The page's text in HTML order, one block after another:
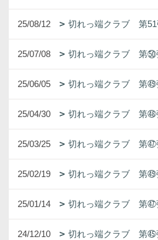
25/08/12 切れっ端クラブ 第51
25/07/08 切れっ端クラブ 第㊿
25/06/05 切れっ端クラブ 第㊾
25/04/30 切れっ端クラブ 第㊽
25/03/25 切れっ端クラブ 第㊼
25/02/19 切れっ端クラブ 第㊾
25/01/14 切れっ端クラブ 第㊼
24/12/10 切れっ端クラブ 第㊺